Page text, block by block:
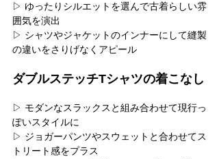
▷ ゆったりシルエットを選んで古着らしい雰
囲気を演出
▷ シャツやジャケットのインナーにして縫製
の違いをさりげなくアピール
ダブルステッチTシャツの着こなし
▷ モダンなスラックスと組み合わせて現行っ
ぽいスタイルに
▷ ジョガーパンツやスウェットと合わせてス
トリート感をプラス